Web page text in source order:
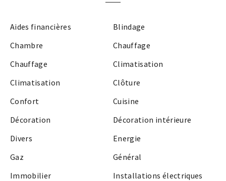
Aides financières
Blindage
Chambre
Chauffage
Chauffage
Climatisation
Climatisation
Clôture
Confort
Cuisine
Décoration
Décoration intérieure
Divers
Energie
Gaz
Général
Immobilier
Installations électriques